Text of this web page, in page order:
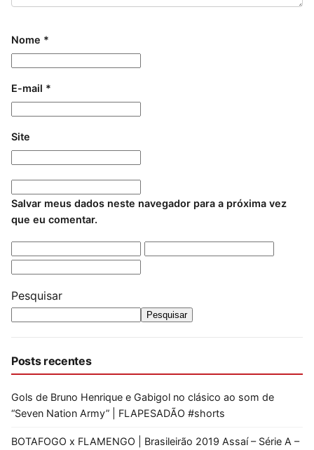
Nome *
E-mail *
Site
Salvar meus dados neste navegador para a próxima vez
que eu comentar.
Pesquisar
Pesquisar
Posts recentes
Gols de Bruno Henrique e Gabigol no clásico ao som de
“Seven Nation Army” | FLAPESADÃO #shorts
BOTAFOGO x FLAMENGO | Brasileirão 2019 Assaí – Série A –